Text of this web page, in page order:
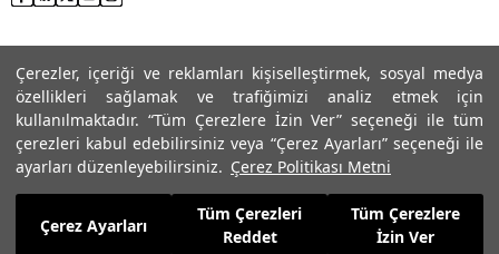
Çerezler, içeriği ve reklamları kişiselleştirmek, sosyal medya
özellikleri sağlamak ve trafiğimizi analiz etmek için
kullanılmaktadır. “Tüm Çerezlere İzin Ver” seçeneği ile tüm
çerezleri kabul edebilirsiniz veya “Çerez Ayarları” seçeneği ile
ayarları düzenleyebilirsiniz. Çerez Politikası Metni
Çerez Ayarları
Tüm Çerezleri
Reddet
Tüm Çerezlere
İzin Ver
5.654,99 TL
2.799,99 Sepete Ekle
© 2025 Roman® Tüm Hakları Saklıdır, İzinsiz kullanılamaz